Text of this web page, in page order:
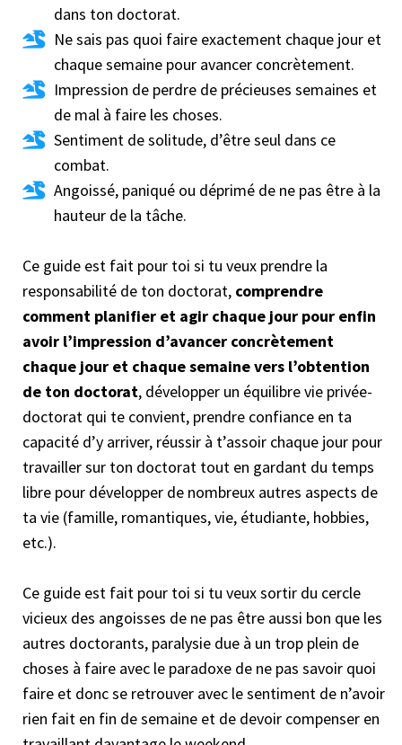
dans ton doctorat.
Ne sais pas quoi faire exactement chaque jour et
chaque semaine pour avancer concrètement.
Impression de perdre de précieuses semaines et
de mal à faire les choses.
Sentiment de solitude, d’être seul dans ce
combat.
Angoissé, paniqué ou déprimé de ne pas être à la
hauteur de la tâche.
Ce guide est fait pour toi si tu veux prendre la
responsabilité de ton doctorat, comprendre
comment planifier et agir chaque jour pour enfin
avoir l’impression d’avancer concrètement
chaque jour et chaque semaine vers l’obtention
de ton doctorat, développer un équilibre vie privée-
doctorat qui te convient, prendre confiance en ta
capacité d’y arriver, réussir à t’assoir chaque jour pour
travailler sur ton doctorat tout en gardant du temps
libre pour développer de nombreux autres aspects de
ta vie (famille, romantiques, vie, étudiante, hobbies,
etc.).
Ce guide est fait pour toi si tu veux sortir du cercle
vicieux des angoisses de ne pas être aussi bon que les
autres doctorants, paralysie due à un trop plein de
choses à faire avec le paradoxe de ne pas savoir quoi
faire et donc se retrouver avec le sentiment de n’avoir
rien fait en fin de semaine et de devoir compenser en